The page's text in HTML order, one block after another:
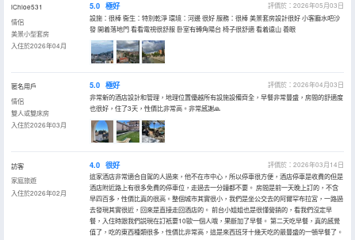
iChloe531
情侶
美景小型套房
入住於2026年04月
5.0 極好
評價於：2026年05月03日
設施：很棒 衞生：特別乾淨 環境：河邊 很好 服務：很棒 美景套房設計很好 小客廳水吧沙
發 開着落地門 看看電視很舒服 卧室有轉角陽台 椅子很舒適 看着遠山 養眼
匿名用戶
情侶
雙人或雙床房
入住於2026年03月
5.0 極好
評價於：2026年04月03日
非常新的酒店設計和管理，地理位置優越所有設施設備齊全，早餐非常豐盛，房間的舒適度
也很好，住了3天，性價比非常高。非常感謝🙏
訪客
家庭旅遊
入住於2026年02月
4.0 很好
評價於：2026年03月14日
這家酒店非常適合自駕的人過來，他不在市中心，所以停車很方便，酒店停車是收費的但是
酒店附近路上有很多免費的停車位，走過去一分鐘都不要。 房間是前一天晚上訂的，不含
早四百多，性價比真的很高。整個城市其實很小，我們是坐公交去的阿爾罕布拉宮，一路過
去發現其實很近，回來是直接走回酒店的。 前台小姐姐也是很懂營銷的，看我們沒定早
餐，入住時跟我們説現在訂衹要10歐一個人哦，果斷加了早餐。 第二天吃早餐，真的感覺
值了，吃的東西種類很多，性價比非常高，這是來西班牙十幾天吃的最豐盛的一頓早餐了。